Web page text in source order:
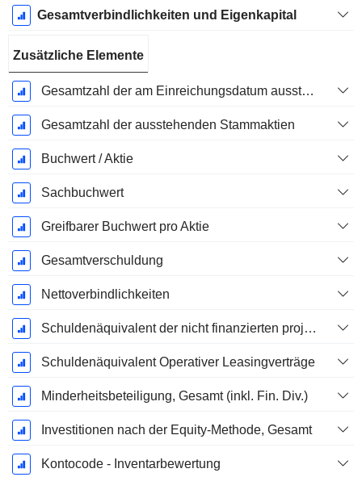
Gesamtverbindlichkeiten und Eigenkapital
Zusätzliche Elemente
Gesamtzahl der am Einreichungsdatum ausstehenden Aktien
Gesamtzahl der ausstehenden Stammaktien
Buchwert / Aktie
Sachbuchwert
Greifbarer Buchwert pro Aktie
Gesamtverschuldung
Nettoverbindlichkeiten
Schuldenäquivalent der nicht finanzierten projizierten Leistungspflicht
Schuldenäquivalent Operativer Leasingverträge
Minderheitsbeteiligung, Gesamt (inkl. Fin. Div.)
Investitionen nach der Equity-Methode, Gesamt
Kontocode - Inventarbewertung